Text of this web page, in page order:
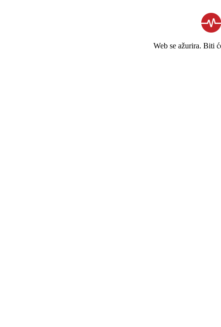
Web se ažurira. Biti